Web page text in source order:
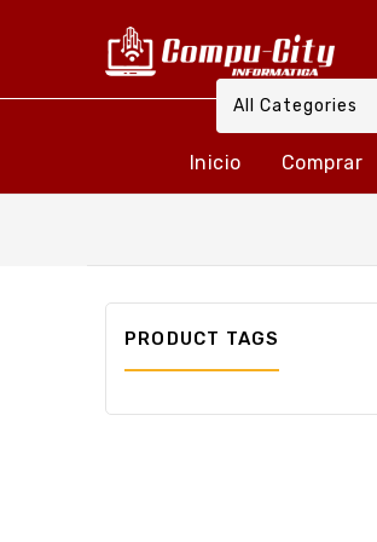
Inicio Comprar
PRODUCT TAGS